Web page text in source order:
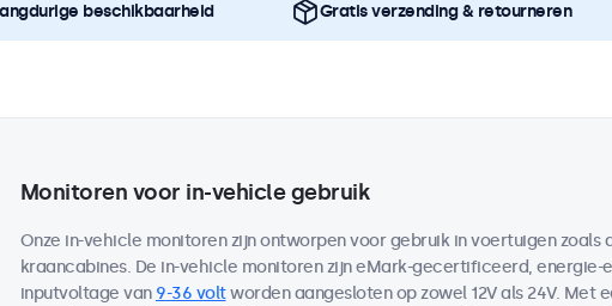
beschikbaarheid Gratis verzending & retourneren
Monitoren voor in-vehicle gebruik
Onze in-vehicle monitoren zijn ontworpen voor gebruik in voertuigen zoals
kraancabines. De in-vehicle monitoren zijn eMark-gecertificeerd, energie-
inputvoltage van 9-36 voltworden aangesloten op zowel 12V als 24V. Met